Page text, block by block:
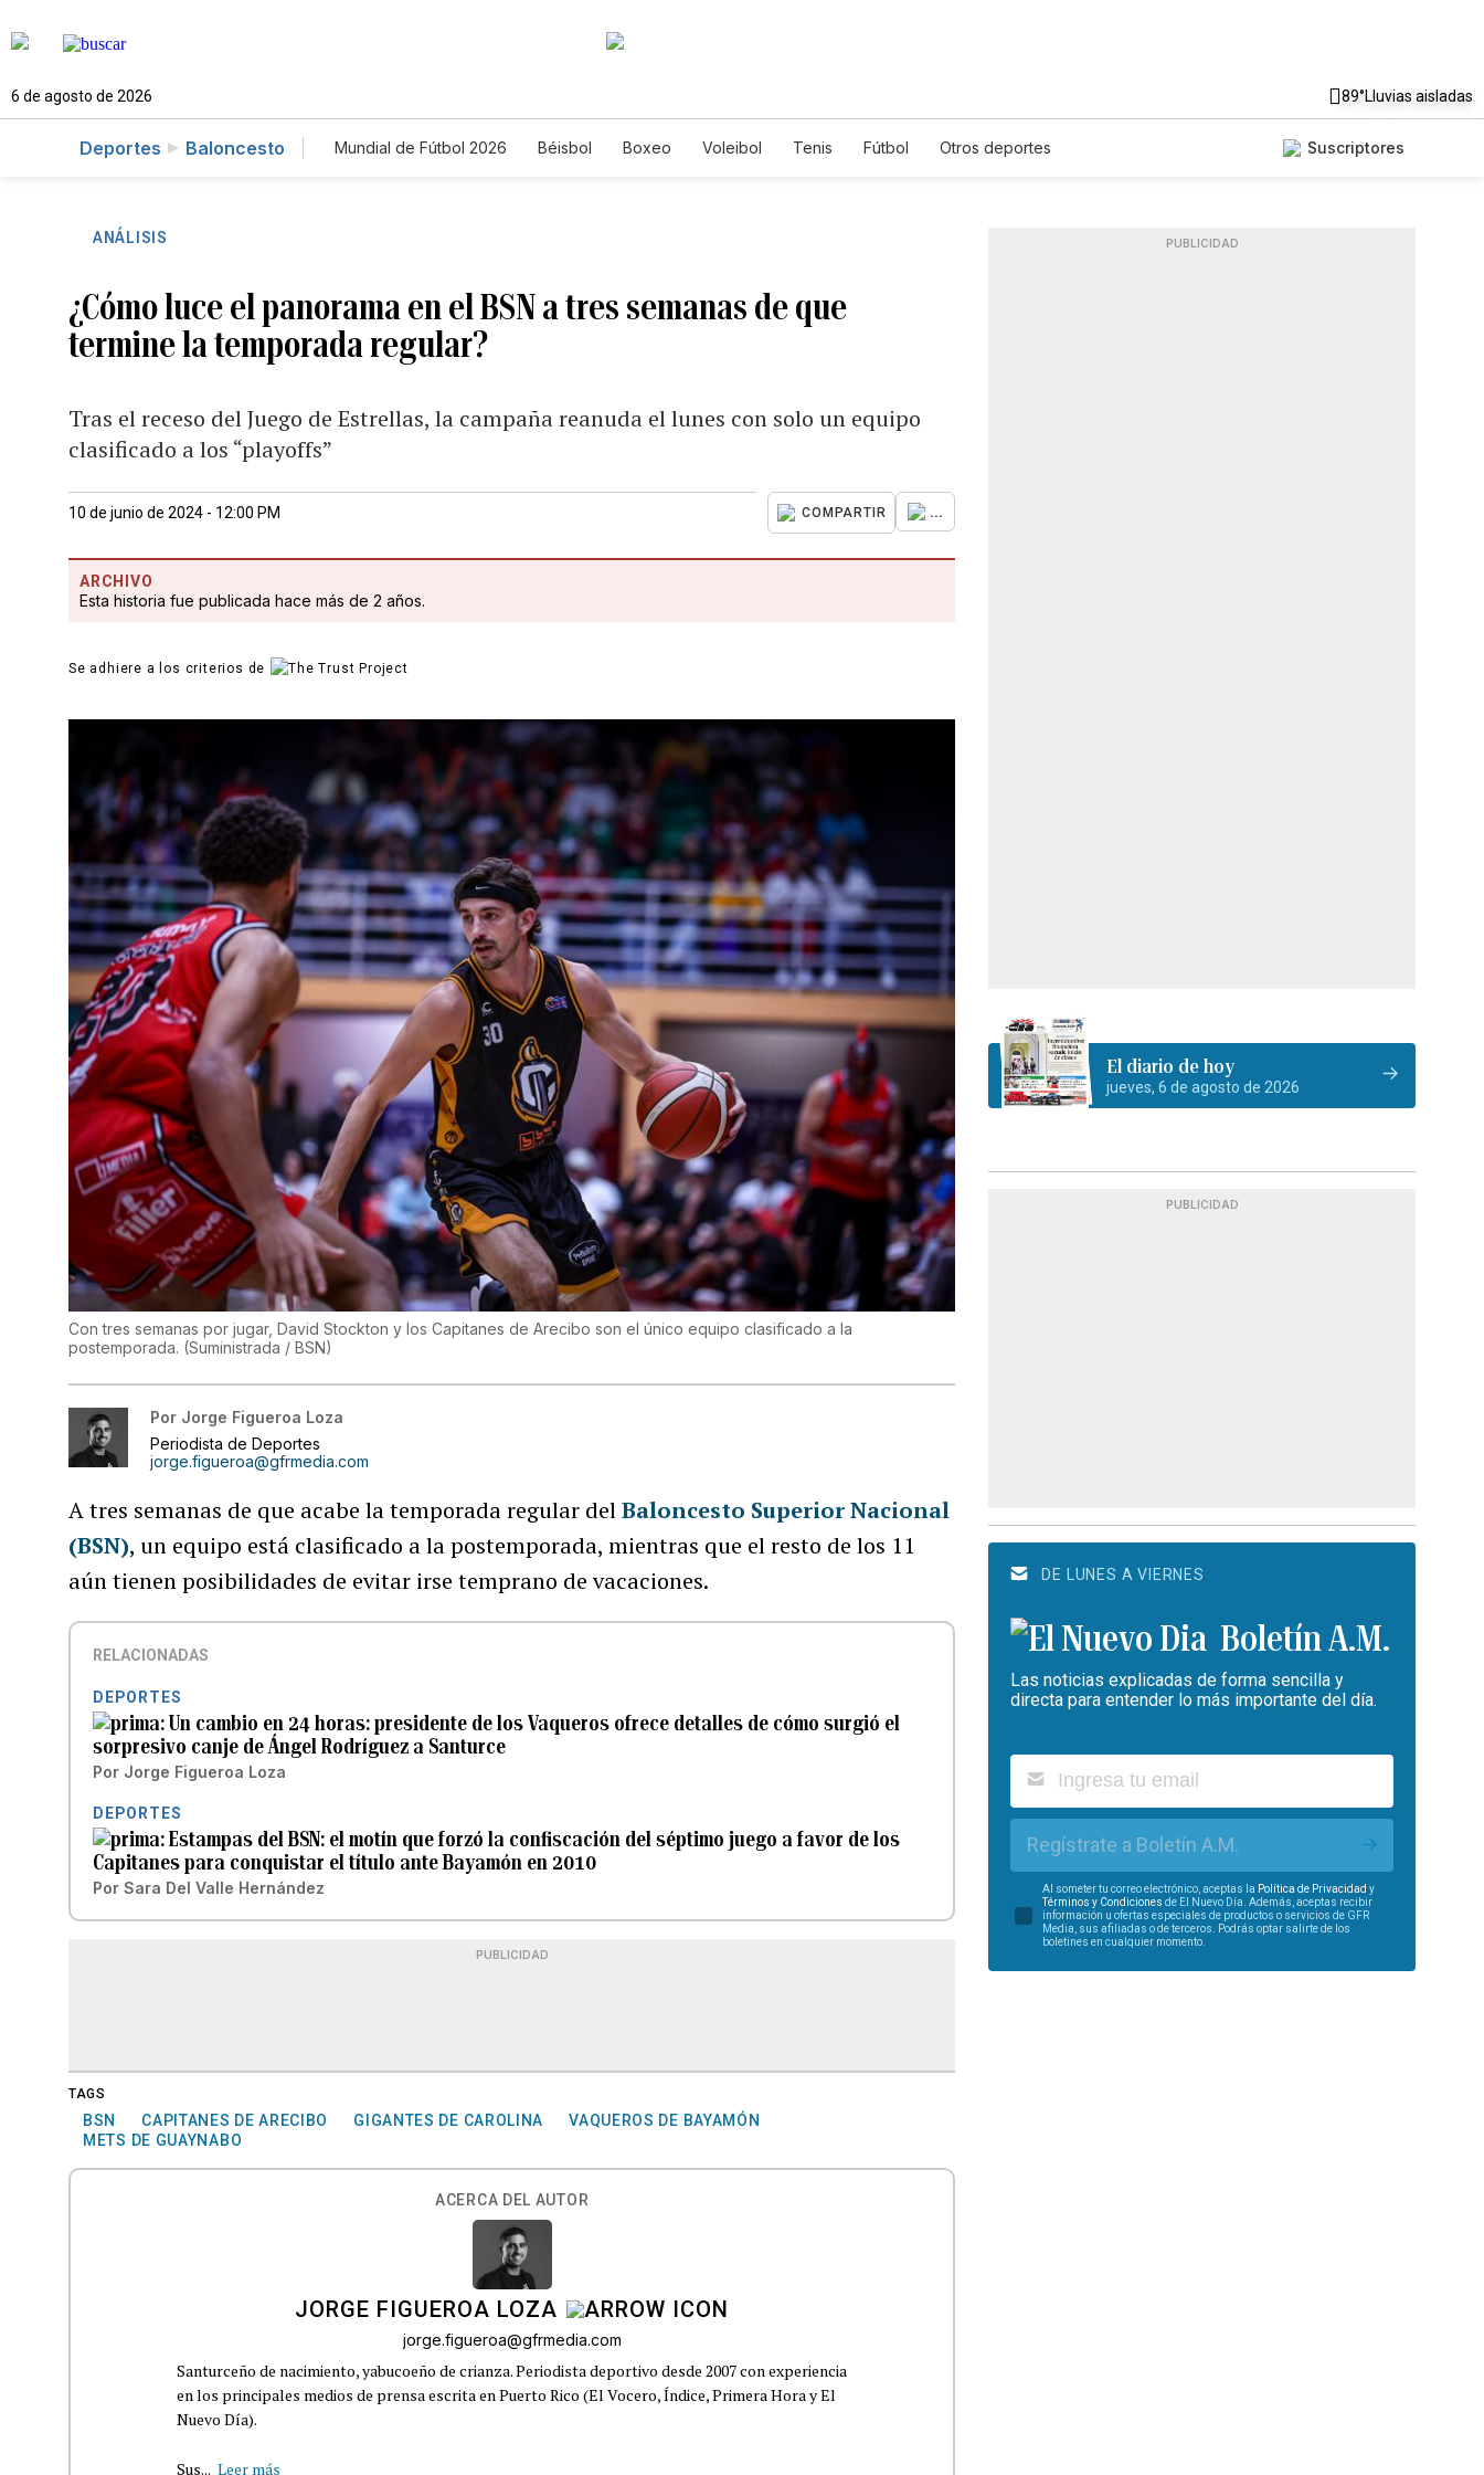
6 de agosto de 2026 89°Lluvias aisladas
Deportes Baloncesto Mundial de Fútbol 2026 Béisbol Boxeo Voleibol Tenis Fútbol Otros deportes Suscriptores
ANÁLISIS
¿Cómo luce el panorama en el BSN a tres semanas de que
termine la temporada regular?
Tras el receso del Juego de Estrellas, la campaña reanuda el lunes con solo un equipo
clasificado a los “playoffs”
10 de junio de 2024 - 12:00 PM COMPARTIR ...
ARCHIVO
Esta historia fue publicada hace más de 2 años.
Se adhiere a los criterios de
Con tres semanas por jugar, David Stockton y los Capitanes de Arecibo son el único equipo clasificado a la
postemporada. (Suministrada / BSN)
Por Jorge Figueroa Loza
Periodista de Deportes
jorge.figueroa@gfrmedia.com
A tres semanas de que acabe la temporada regular delBaloncesto Superior Nacional
(BSN), un equipo está clasificado a la postemporada, mientras que el resto de los 11
aún tienen posibilidades de evitar irse temprano de vacaciones.
RELACIONADAS
DEPORTES
Un cambio en 24 horas: presidente de los Vaqueros ofrece detalles de cómo surgió el
sorpresivo canje de Ángel Rodríguez a Santurce
Por Jorge Figueroa Loza
DEPORTES
Estampas del BSN: el motín que forzó la confiscación del séptimo juego a favor de los
Capitanes para conquistar el título ante Bayamón en 2010
Por Sara Del Valle Hernández
PUBLICIDAD
TAGS
BSN CAPITANES DE ARECIBO GIGANTES DE CAROLINA
VAQUEROS DE BAYAMÓN
METS DE GUAYNABO
ACERCA DEL AUTOR
JORGE FIGUEROA LOZA
jorge.figueroa@gfrmedia.com
Santurceño de nacimiento, yabucoeño de crianza. Periodista deportivo desde 2007 con experiencia
en los principales medios de prensa escrita en Puerto Rico (El Vocero, Índice, Primera Hora y El
Nuevo Día).
Sus... Leer más
PUBLICIDAD
El diario de hoy
jueves, 6 de agosto de 2026
PUBLICIDAD
DE LUNES A VIERNES
Boletín A.M.
Las noticias explicadas de forma sencilla y
directa para entender lo más importante del día.
Regístrate a Boletín A.M.
Al someter tu correo electrónico, aceptas la Política de Privacidad y
Términos y Condiciones de El Nuevo Día. Además, aceptas recibir
información u ofertas especiales de productos o servicios de GFR
Media, sus afiliadas o de terceros. Podrás optar salirte de los
boletines en cualquier momento.